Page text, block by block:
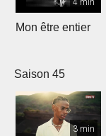
4 min
Mon être entier
Saison 45
3 min